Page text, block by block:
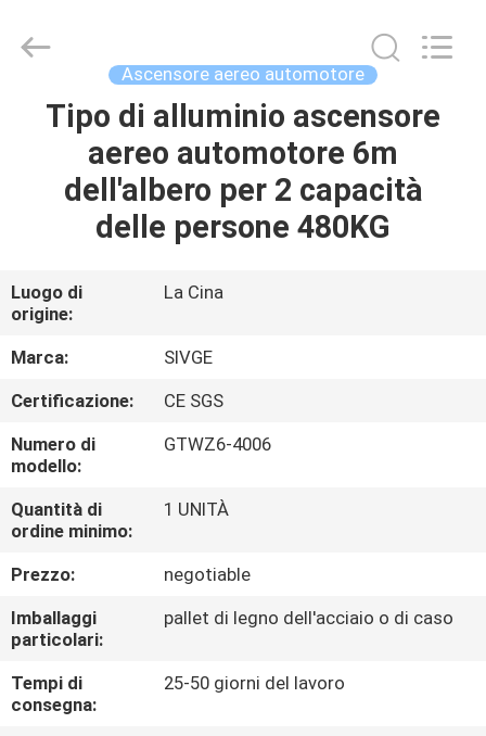
CASA
PRODOTTI
CIRCA
NOI
GIRO
DELLA
FABBRICA
CONTROLLO
DI
QUALITÀ
CONTATTICI
MACHINERY
Ascensore aereo automotore
Tipo di alluminio ascensore
aereo automotore 6m
dell'albero per 2 capacità
delle persone 480KG
Luogo di
origine:
La Cina
Marca:
SIVGE
Certificazione:
CE SGS
Numero di
modello:
GTWZ6-4006
Quantità di
ordine minimo:
1 UNITÀ
Prezzo:
negotiable
Imballaggi
particolari:
pallet di legno dell'acciaio o di caso
Tempi di
consegna:
25-50 giorni del lavoro